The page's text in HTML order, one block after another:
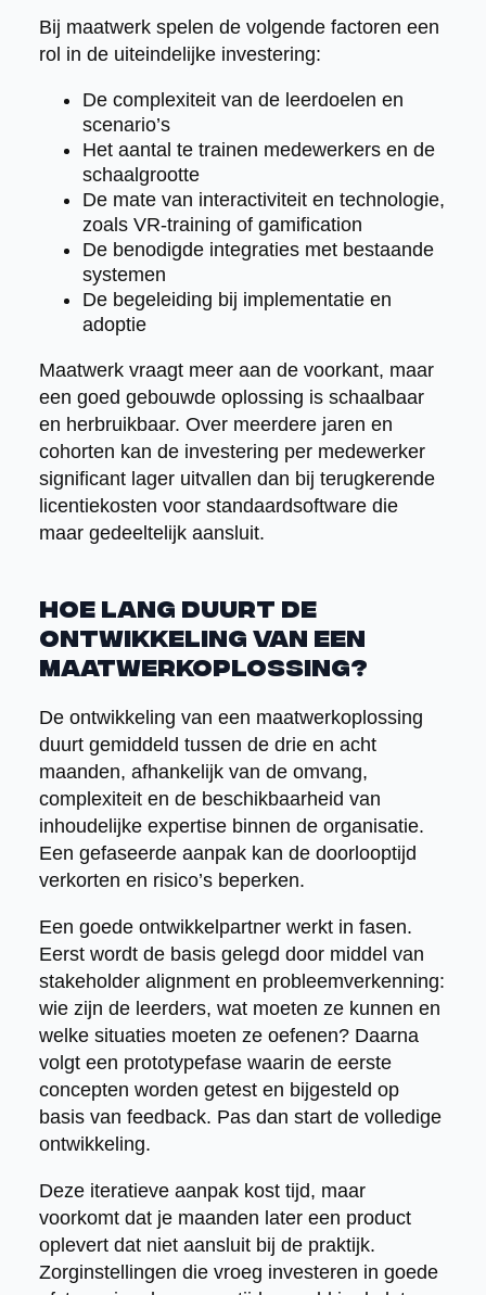
Bij maatwerk spelen de volgende factoren een
rol in de uiteindelijke investering:
De complexiteit van de leerdoelen en
scenario’s
Het aantal te trainen medewerkers en de
schaalgrootte
De mate van interactiviteit en technologie,
zoals VR-training of gamification
De benodigde integraties met bestaande
systemen
De begeleiding bij implementatie en
adoptie
Maatwerk vraagt meer aan de voorkant, maar
een goed gebouwde oplossing is schaalbaar
en herbruikbaar. Over meerdere jaren en
cohorten kan de investering per medewerker
significant lager uitvallen dan bij terugkerende
licentiekosten voor standaardsoftware die
maar gedeeltelijk aansluit.
Hoe lang duurt de
ontwikkeling van een
maatwerkoplossing?
De ontwikkeling van een maatwerkoplossing
duurt gemiddeld tussen de drie en acht
maanden, afhankelijk van de omvang,
complexiteit en de beschikbaarheid van
inhoudelijke expertise binnen de organisatie.
Een gefaseerde aanpak kan de doorlooptijd
verkorten en risico’s beperken.
Een goede ontwikkelpartner werkt in fasen.
Eerst wordt de basis gelegd door middel van
stakeholder alignment en probleemverkenning:
wie zijn de leerders, wat moeten ze kunnen en
welke situaties moeten ze oefenen? Daarna
volgt een prototypefase waarin de eerste
concepten worden getest en bijgesteld op
basis van feedback. Pas dan start de volledige
ontwikkeling.
Deze iteratieve aanpak kost tijd, maar
voorkomt dat je maanden later een product
oplevert dat niet aansluit bij de praktijk.
Zorginstellingen die vroeg investeren in goede